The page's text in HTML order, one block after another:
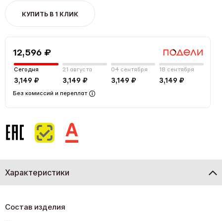
КУПИТЬ В 1 КЛИК
12,596 ₽
Сегодня
3,149 ₽
21 августа
3,149 ₽
04 сентября
3,149 ₽
18 сентября
3,149 ₽
Без комиссий и переплат
Характеристики
Состав изделия